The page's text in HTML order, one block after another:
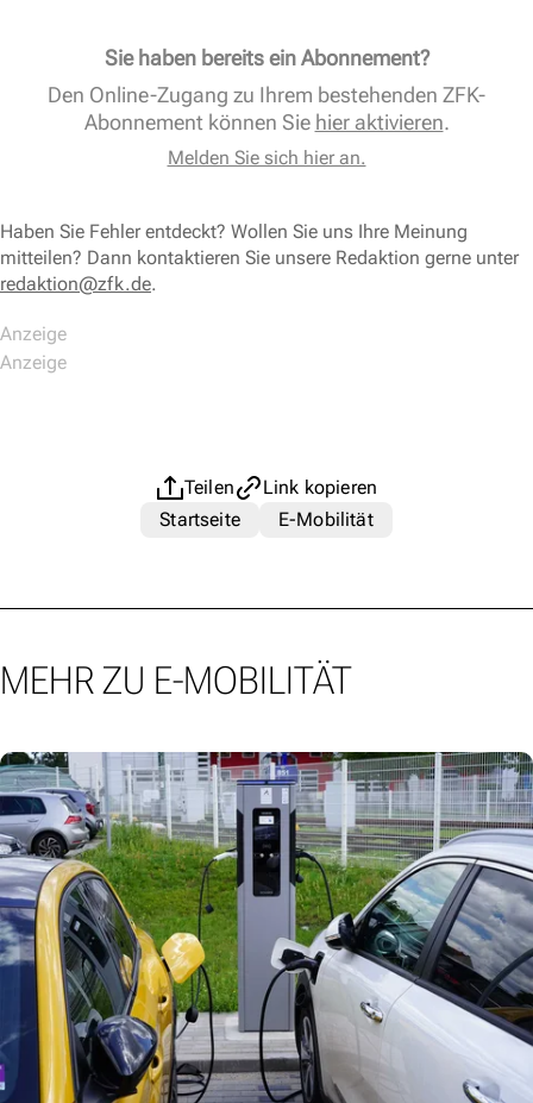
Sie haben bereits ein Abonnement?
Den Online-Zugang zu Ihrem bestehenden ZFK-
Abonnement können Sie hier aktivieren.
Melden Sie sich hier an.
Haben Sie Fehler entdeckt? Wollen Sie uns Ihre Meinung
mitteilen? Dann kontaktieren Sie unsere Redaktion gerne unter
redaktion@zfk.de.
Teilen
Link kopieren
Startseite
E-Mobilität
MEHR ZU E-MOBILITÄT